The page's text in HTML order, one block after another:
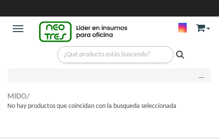
Toggle navigation
FILTROS APLICADOS
MIDO/
No hay productos que coincidan con la busqueda seleccionada